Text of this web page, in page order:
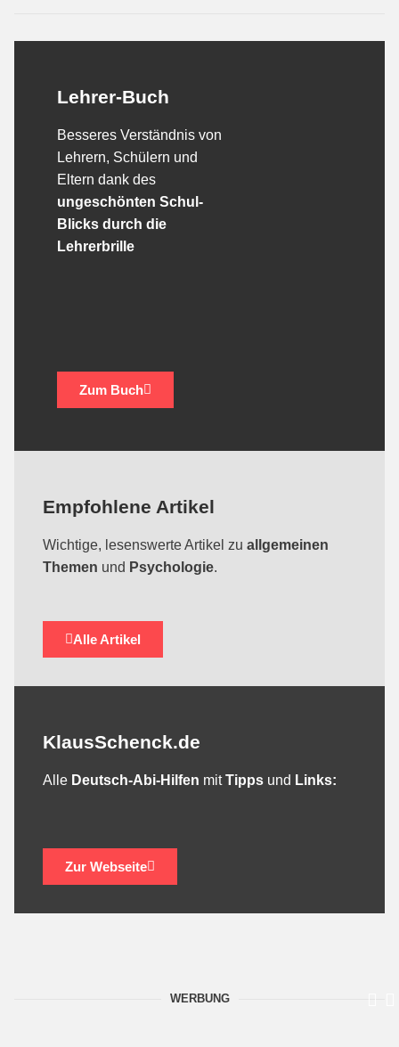
Lehrer-Buch
Besseres Verständnis von
Lehrern, Schülern und
Eltern dank des
ungeschönten Schul-
Blicks durch die
Lehrerbrille
Zum Buch
Empfohlene Artikel
Wichtige, lesenswerte Artikel zu allgemeinen
Themen und Psychologie.
Alle Artikel
KlausSchenck.de
Alle Deutsch-Abi-Hilfen mitTipps und Links:
Zur Webseite
WERBUNG